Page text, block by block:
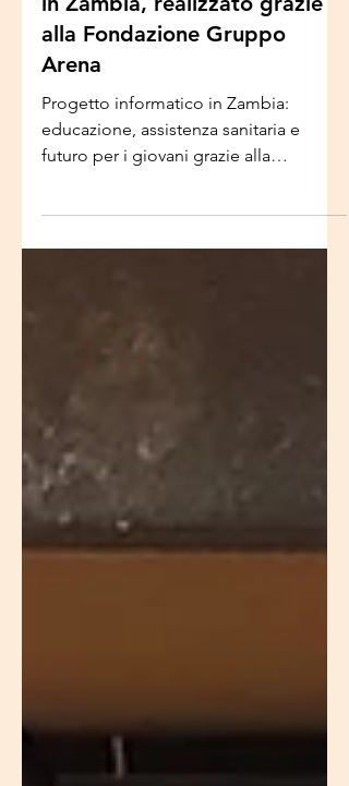
nostro progetto informatico
in Zambia, realizzato grazie
alla Fondazione Gruppo
Arena
Progetto informatico in Zambia:
educazione, assistenza sanitaria e